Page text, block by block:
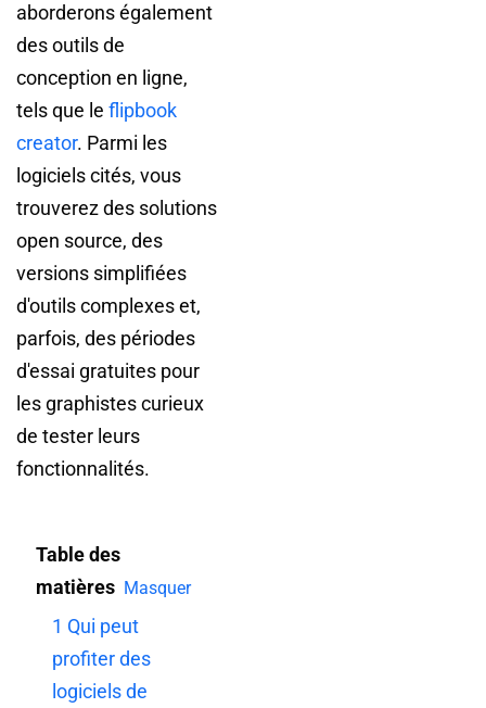
aborderons également
des outils de
conception en ligne,
tels que le flipbook
creator. Parmi les
logiciels cités, vous
trouverez des solutions
open source, des
versions simplifiées
d'outils complexes et,
parfois, des périodes
d'essai gratuites pour
les graphistes curieux
de tester leurs
fonctionnalités.
Table des
matières Masquer
1 Qui peut
profiter des
logiciels de